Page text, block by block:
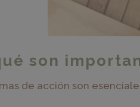
son
de acción son